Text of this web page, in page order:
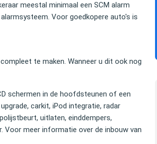
meestal minimaal een SCM alarm
Voor goedkopere auto's is
te maken. Wanneer u dit ook nog
schermen in de hoofdsteunen of een
carkit, iPod integratie, radar
uitlaten, einddempers,
Voor meer informatie over de inbouw van
U hebt mij uitstekend geholpen. Uw degelijke
inspanning bewijst dat je deskundige hulp en
bijstand nodig hebt om met een auto over de